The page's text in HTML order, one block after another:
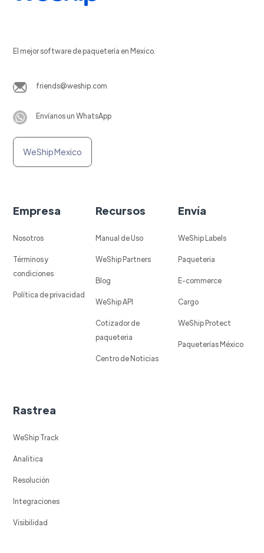
El mejor software de paquetería en Mexico.
friends@weship.com
Envíanos un WhatsApp
WeShip Mexico
Empresa
Nosotros
Términos y
condiciones
Política de privacidad
Recursos
Manual de Uso
WeShip Partners
Blog
WeShip API
Cotizador de
paqueteria
Centro de Noticias
Envía
WeShip Labels
Paqueteria
E-commerce
Cargo
WeShip Protect
Paqueterías México
Rastrea
WeShip Track
Analitica
Resolución
Integraciones
Visibilidad